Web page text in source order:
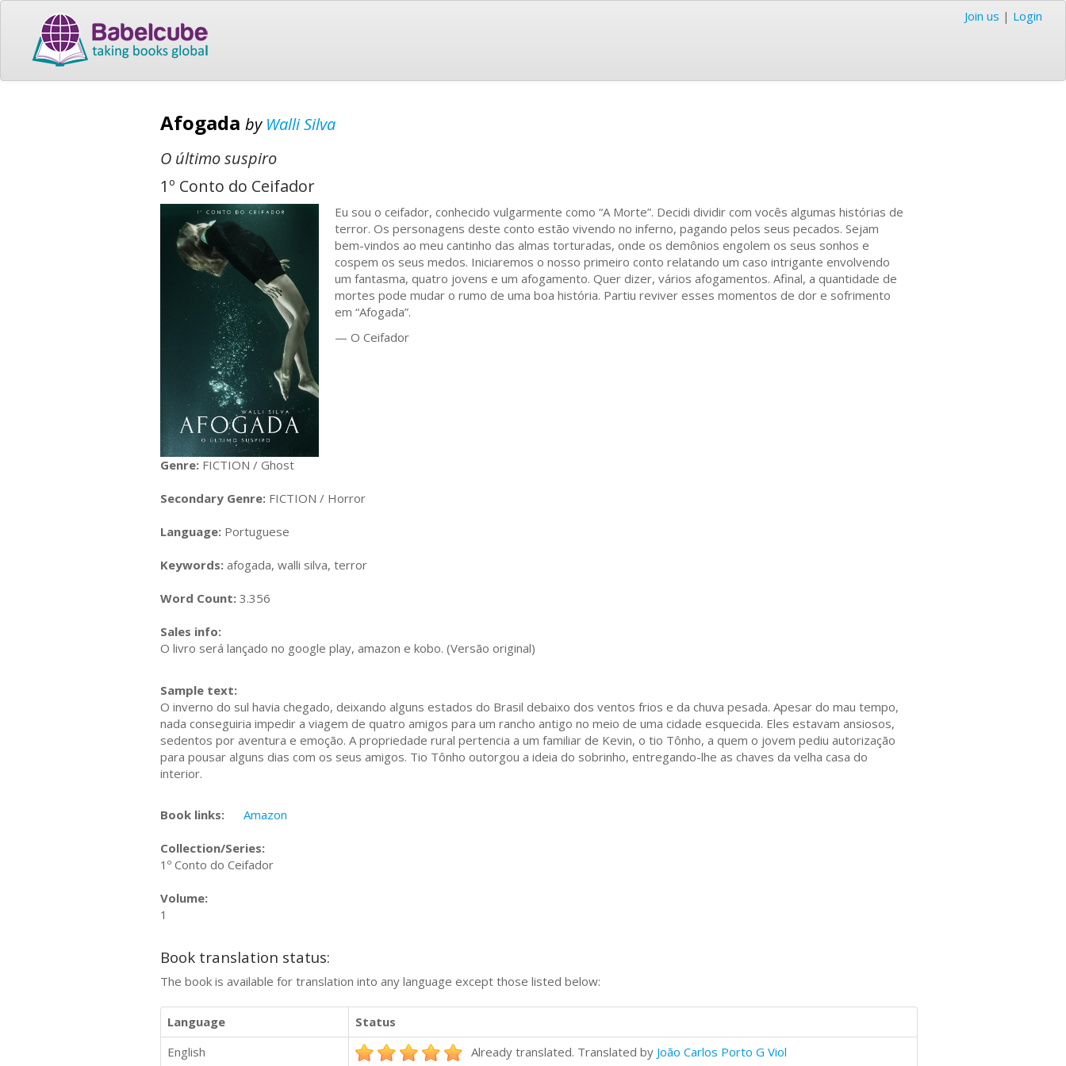
Join us | Login
Afogada by Walli Silva
O último suspiro
1º Conto do Ceifador
Eu sou o ceifador, conhecido vulgarmente como “A Morte”. Decidi dividir com vocês algumas histórias de
terror. Os personagens deste conto estão vivendo no inferno, pagando pelos seus pecados. Sejam
bem-vindos ao meu cantinho das almas torturadas, onde os demônios engolem os seus sonhos e
cospem os seus medos. Iniciaremos o nosso primeiro conto relatando um caso intrigante envolvendo
um fantasma, quatro jovens e um afogamento. Quer dizer, vários afogamentos. Afinal, a quantidade de
mortes pode mudar o rumo de uma boa história. Partiu reviver esses momentos de dor e sofrimento
em “Afogada”.
— O Ceifador
Genre: FICTION / Ghost
Secondary Genre: FICTION / Horror
Language: Portuguese
Keywords: afogada, walli silva, terror
Word Count: 3.356
Sales info:
O livro será lançado no google play, amazon e kobo. (Versão original)
Sample text:
O inverno do sul havia chegado, deixando alguns estados do Brasil debaixo dos ventos frios e da chuva pesada. Apesar do mau tempo,
nada conseguiria impedir a viagem de quatro amigos para um rancho antigo no meio de uma cidade esquecida. Eles estavam ansiosos,
sedentos por aventura e emoção. A propriedade rural pertencia a um familiar de Kevin, o tio Tônho, a quem o jovem pediu autorização
para pousar alguns dias com os seus amigos. Tio Tônho outorgou a ideia do sobrinho, entregando-lhe as chaves da velha casa do
interior.
Book links: Amazon
Collection/Series:
1º Conto do Ceifador
Volume:
1
Book translation status:
The book is available for translation into any language except those listed below:
Language
Status
English
Already translated. Translated by João Carlos Porto G Viol